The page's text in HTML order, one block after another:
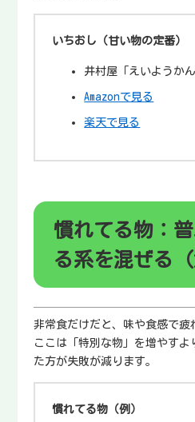
いちおし（甘い物の定番）
井村屋「えいようかん
Amazonで見る
楽天で見る
慣れてる物：
る系を混ぜる（
非常食だけだと、味や食感で疲
ここは「特別な物」を増やすよ
た方が失敗が減ります。
慣れてる物（例）